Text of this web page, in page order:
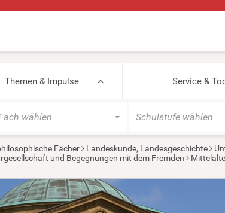
Themen & Impulse Service &
wählen Schulstufe wählen
Fächer Landeskunde, Landesgeschichte
und Begegnungen mit dem Fremden